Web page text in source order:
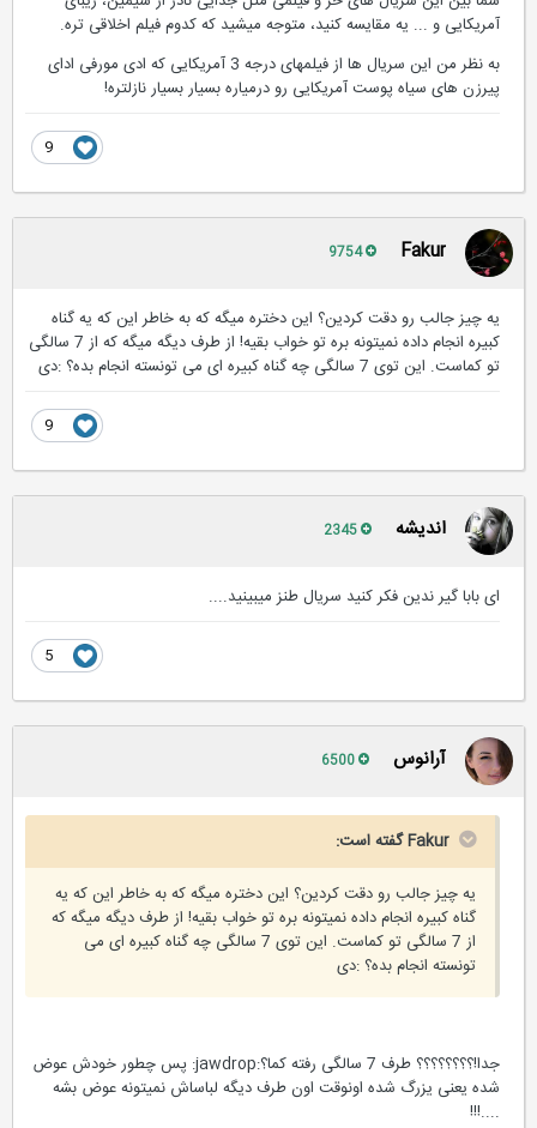
آمریکایی و ... یه مقایسه کنید، متوجه میشید که کدوم فیلم اخلاقی تره.
به نظر من این سریال ها از فیلمهای درجه 3 آمریکایی که ادی مورفی ادای
پیرزن های سیاه پوست آمریکایی رو درمیاره بسیار بسیار نازلتره!
Fakur
یه چیز جالب رو دقت كردین؟ این دختره میگه كه به خاطر این كه یه گناه
كبیره انجام داده نمیتونه بره تو خواب بقیه! از طرف دیگه میگه كه از 7 سالگی
تو كماست. این توی 7 سالگی چه گناه كبیره ای می تونسته انجام بده؟ :دی
اندیشه
ای بابا گیر ندین فکر کنید سریال طنز میبینید....
آرانوس
Fakur گفته است:
یه چیز جالب رو دقت كردین؟ این دختره میگه كه به خاطر این كه یه
گناه كبیره انجام داده نمیتونه بره تو خواب بقیه! از طرف دیگه میگه كه
از 7 سالگی تو كماست. این توی 7 سالگی چه گناه كبیره ای می
تونسته انجام بده؟ :دی
جدا!؟؟؟؟؟؟؟؟ طرف 7 سالگی رفته کما؟:jawdrop: پس چطور خودش عوض
شده یعنی یزرگ شده اونوقت اون طرف دیگه لباساش نمیتونه عوض بشه
....!!!